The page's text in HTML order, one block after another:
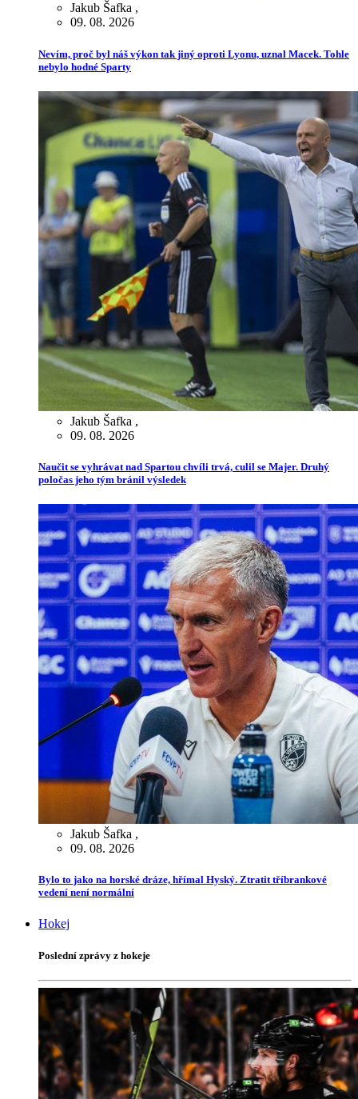
Jakub Šafka ,
09. 08. 2026
Nevím, proč byl náš výkon tak jiný oproti Lyonu, uznal Macek. Tohle
nebylo hodné Sparty
Jakub Šafka ,
09. 08. 2026
Naučit se vyhrávat nad Spartou chvíli trvá, culil se Majer. Druhý
poločas jeho tým bránil výsledek
Jakub Šafka ,
09. 08. 2026
Bylo to jako na horské dráze, hřímal Hyský. Ztratit tříbrankové
vedení není normální
Hokej
Poslední zprávy z hokeje